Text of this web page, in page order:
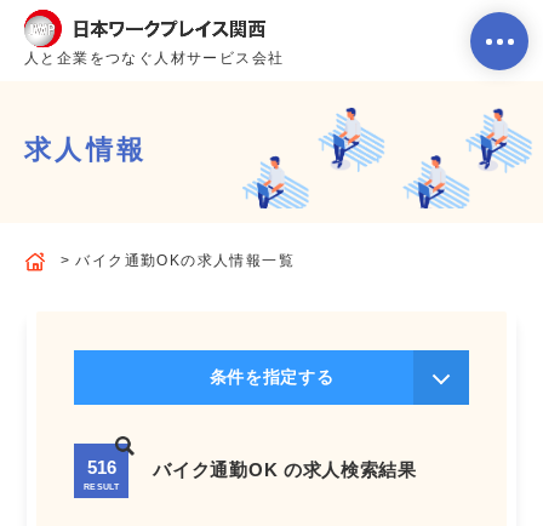
人と企業をつなぐ人材サービス会社
ホーム
よくあるご質問
求人情報
バイク通勤OKの求人情報一覧
条件を指定する
516
RESULT
バイク通勤OK の求人検索結果